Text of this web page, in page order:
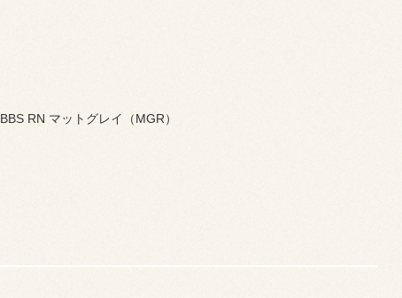
BBS RN マットグレイ（MGR）